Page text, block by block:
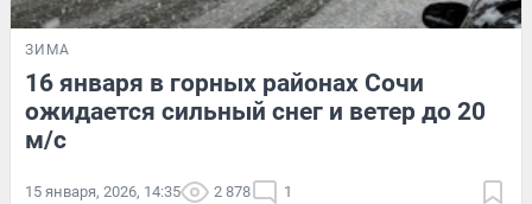
ЗИМА
16 января в горных районах Сочи
ожидается сильный снег и ветер до 20
м/с
15 января, 2026, 14:35 2 878 1